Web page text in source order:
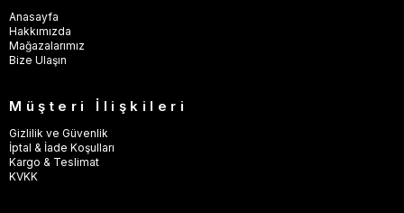
Anasayfa
Hakkımızda
Mağazalarımız
Bize Ulaşın
Müşteri İlişkileri
Gizlilik ve Güvenlik
İptal & İade Koşulları
Kargo & Teslimat
KVKK